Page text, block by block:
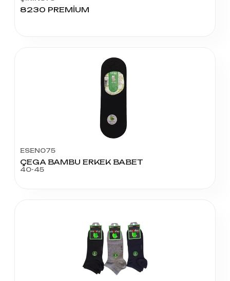
8230 PREMİUM
ESEN075
ÇEGA BAMBU ERKEK BABET
40-45